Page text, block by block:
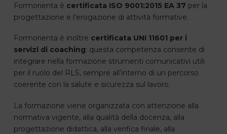
Formorienta è certificata ISO 9001:2015 EA 37 per la
progettazione e l’erogazione di attività formative.
Formorienta è inoltre certificata UNI 11601 per i
servizi di coaching: questa competenza consente di
integrare nella formazione strumenti comunicativi utili
per il ruolo del RLS, sempre all’interno di un percorso
coerente con la salute e sicurezza sul lavoro.
La formazione viene organizzata con attenzione alla
normativa vigente, alla qualità della docenza, alla
progettazione didattica, alla verifica finale, alla